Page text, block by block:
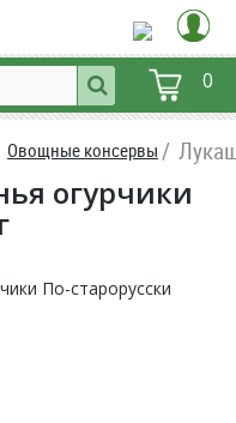
0
Овощные консервы
огурчики